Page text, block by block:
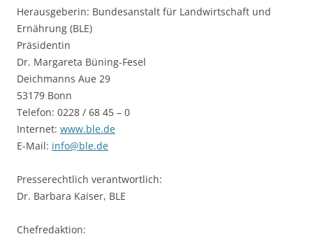
Herausgeberin: Bundesanstalt für Landwirtschaft und
Ernährung (BLE)
Präsidentin
Dr. Margareta Büning-Fesel
Deichmanns Aue 29
53179 Bonn
Telefon: 0228 / 68 45 – 0
Internet: www.ble.de
E-Mail: info@ble.de
Presserechtlich verantwortlich:
Dr. Barbara Kaiser, BLE
Chefredaktion: